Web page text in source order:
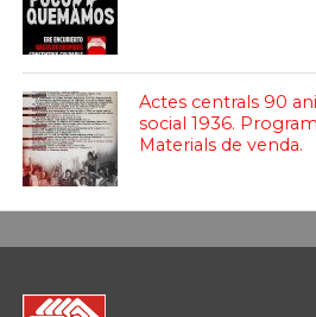
Actes centrals 90
social 1936.
Materials de venda.